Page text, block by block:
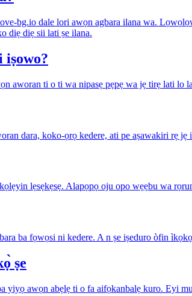
bg.io dale lori awọn agbara ilana wa.
diẹ diẹ sii lati ṣe ilana.
iṣowo?
aworan ti o ti wa nipasẹ pẹpẹ wa jẹ tirẹ lati lo
dara, koko-ọrọ kedere, ati pe aṣawakiri rẹ
lẹsẹkẹsẹ. Alapọpọ oju opo wẹẹbu wa
ba fọwọsi ni kedere. A n ṣe iṣeduro òfin
ṣe
yiyọ awọn abẹlẹ ti o fa aifọkanbalẹ kuro. Eyi